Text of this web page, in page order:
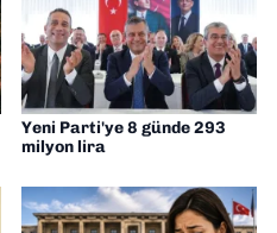
Yeni Parti'ye 8 günde 293
milyon lira